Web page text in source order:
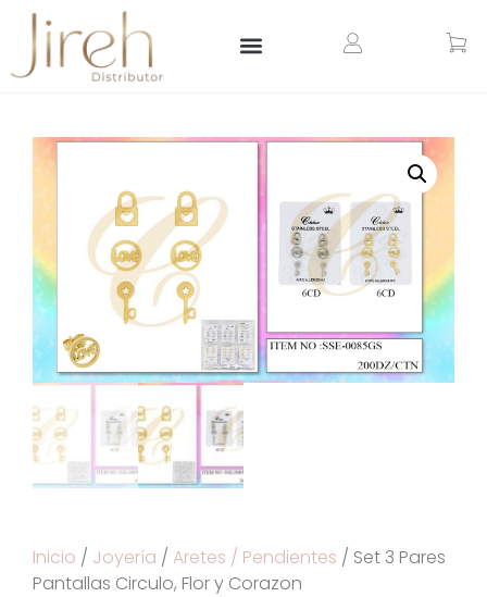
Inicio / Joyería / Aretes / Pendientes / Set 3 Pares
Pantallas Circulo, Flor y Corazon